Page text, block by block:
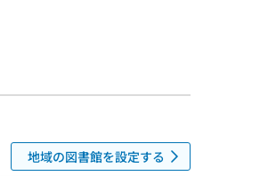
地域の図書館を設定する